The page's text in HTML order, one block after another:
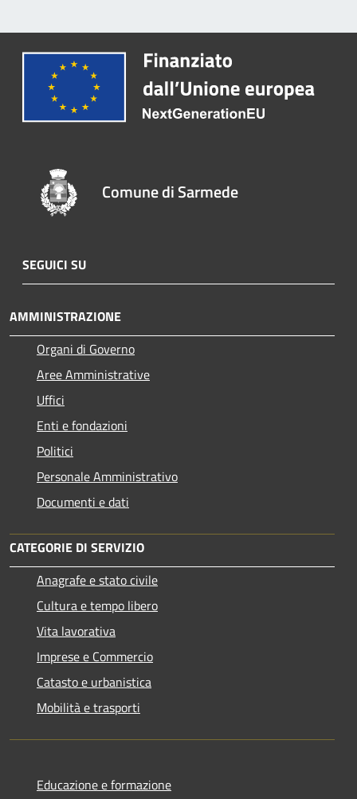
Comune di Sarmede
SEGUICI SU
AMMINISTRAZIONE
Organi di Governo
Aree Amministrative
Uffici
Enti e fondazioni
Politici
Personale Amministrativo
Documenti e dati
CATEGORIE DI SERVIZIO
Anagrafe e stato civile
Cultura e tempo libero
Vita lavorativa
Imprese e Commercio
Catasto e urbanistica
Mobilità e trasporti
Educazione e formazione